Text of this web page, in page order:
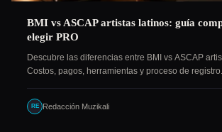
BMI vs ASCAP artistas latinos: guía
elegir PRO
Descubre las diferencias entre BMI vs ASCAP
Costos, pagos, herramientas y proceso de
RE Redacción Muzikali